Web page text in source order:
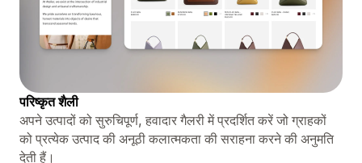
परिष्कृत शैली
अपने उत्पादों को सुरुचिपूर्ण, हवादार गैलरी में प्रदर्शित करें जो ग्राहकों
को प्रत्येक उत्पाद की अनूठी कलात्मकता की सराहना करने की अनुमति
देती हैं।